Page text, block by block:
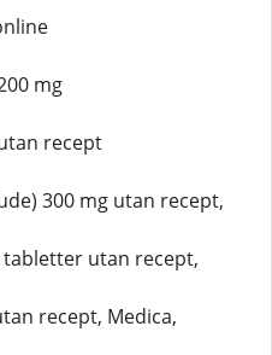
mg
recept
300 mg utan recept,
tabletter utan recept,
recept, Medica,